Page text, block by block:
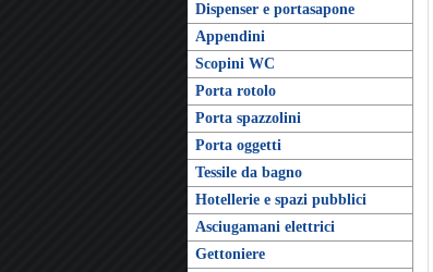
Dispenser e portasapone
Appendini
Scopini WC
Porta rotolo
Porta spazzolini
Porta oggetti
Tessile da bagno
Hotellerie e spazi pubblici
Asciugamani elettrici
Gettoniere